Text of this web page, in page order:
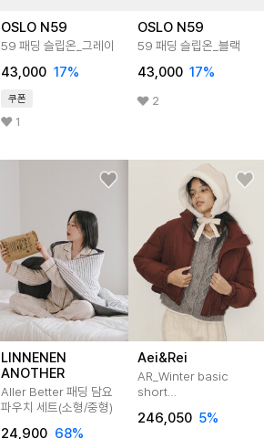
OSLO N59
59 패딩 슬립온_그레이
43,000 17%
쿠폰
1
OSLO N59
59 패딩 슬립온_블랙
43,000 17%
2
LINNENEN
ANOTHER
Aller Better 패딩 담요
파우치 세트(소형/중형)
24,900 68%
Aei&Rei
AR_Winter basic
short
246,050 5%